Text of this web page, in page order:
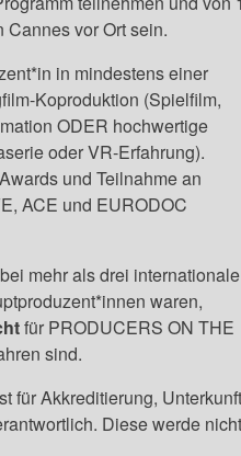
Cannes vor Ort sein.
in mindestens einer
Koproduktion (Spielfilm,
ODER hochwertige
oder VR-Erfahrung).
und Teilnahme an
ACE und EURODOC
mehr als drei
waren,
für PRODUCERS ON THE
sind.
für Akkreditierung, Unterkunft
Diese werde nicht